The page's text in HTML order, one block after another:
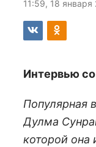
11:59, 18 января
Интервью
Популярная
Дулма
которой она